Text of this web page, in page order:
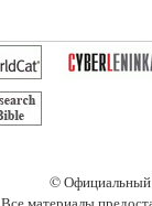
© Официальный